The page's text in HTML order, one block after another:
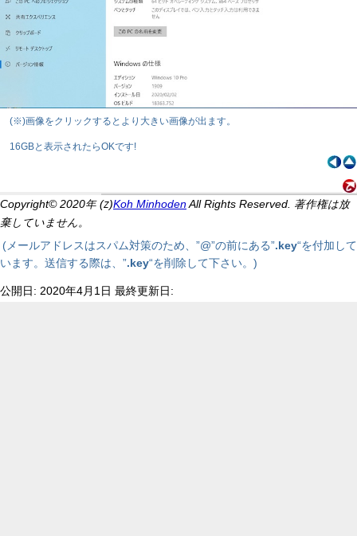
(※)画像をクリックするとより大きい画像が出ます。
16GBと表示されたらOKです!
Copyright© 2020年 (Z)Koh Minhoden All Rights Reserved. 著作権は放
棄していません。
(メールアドレスはスパム対策のため、”@”の前にある”.key“を付加して
います。送信する際は、”.key“を削除して下さい。)
公開日: 2020年4月1日 最終更新日: